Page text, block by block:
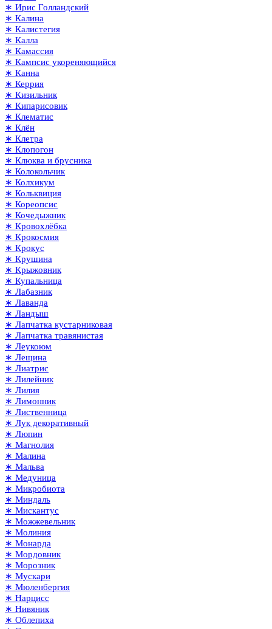
∗ Ирис Голландский
∗ Калина
∗ Калистегия
∗ Калла
∗ Камассия
∗ Кампсис укореняющийся
∗ Канна
∗ Керрия
∗ Кизильник
∗ Кипарисовик
∗ Клематис
∗ Клён
∗ Клетра
∗ Клопогон
∗ Клюква и брусника
∗ Колокольчик
∗ Колхикум
∗ Кольквиция
∗ Кореопсис
∗ Кочедыжник
∗ Кровохлёбка
∗ Крокосмия
∗ Крокус
∗ Крушина
∗ Крыжовник
∗ Купальница
∗ Лабазник
∗ Лаванда
∗ Ландыш
∗ Лапчатка кустарниковая
∗ Лапчатка травянистая
∗ Леукоюм
∗ Лещина
∗ Лиатрис
∗ Лилейник
∗ Лилия
∗ Лимонник
∗ Лиственница
∗ Лук декоративный
∗ Люпин
∗ Магнолия
∗ Малина
∗ Мальва
∗ Медуница
∗ Микробиота
∗ Миндаль
∗ Мискантус
∗ Можжевельник
∗ Молиния
∗ Монарда
∗ Мордовник
∗ Морозник
∗ Мускари
∗ Мюленбергия
∗ Нарцисс
∗ Нивяник
∗ Облепиха